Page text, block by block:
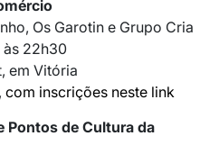
Os Garotin e Grupo Cria
às 22h30
em Vitória
com inscrições neste link
Pontos de Cultura da